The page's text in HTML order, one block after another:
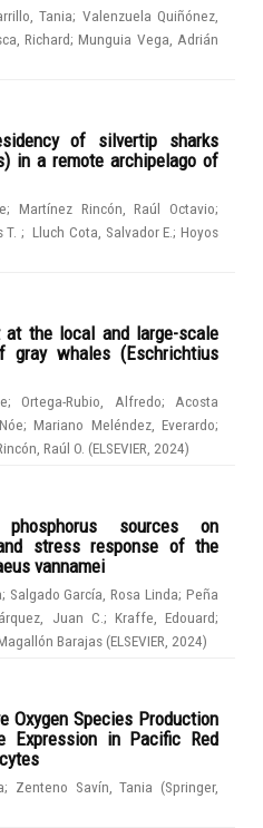
Tania; Valenzuela Quiñónez,
Richard;Munguia Vega, Adrián
of silvertip sharks
in a remote archipelago of
; Martínez Rincón, Raúl Octavio;
T.; Lluch Cota, Salvador E.;Hoyos
the local and large-scale
gray whales (Eschrichtius
;Ortega-Rubio, Alfredo; Acosta
; Mariano Meléndez, Everardo;
Raúl O. (ELSEVIER 2024)
sources on
stress response of the
vannamei
; Salgado García, Rosa Linda; Peña
Juan C. ; Kraffe, Edouard;
Barajas (ELSEVIER 2024)
Oxygen Species Production
Expression in Pacific Red
; Zenteno Savín, Tania (Springer,